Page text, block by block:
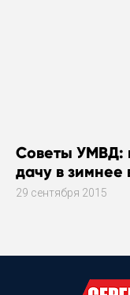
Советы УМВД:
дачу в зимнее
29 сентября 2015